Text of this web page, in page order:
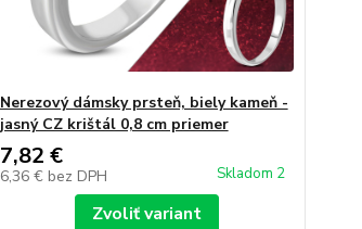
Nerezový dámsky prsteň, biely kameň -
jasný CZ krištál 0,8 cm priemer
7,82 €
6,36 € bez DPH Skladom 2
Zvoliť variant